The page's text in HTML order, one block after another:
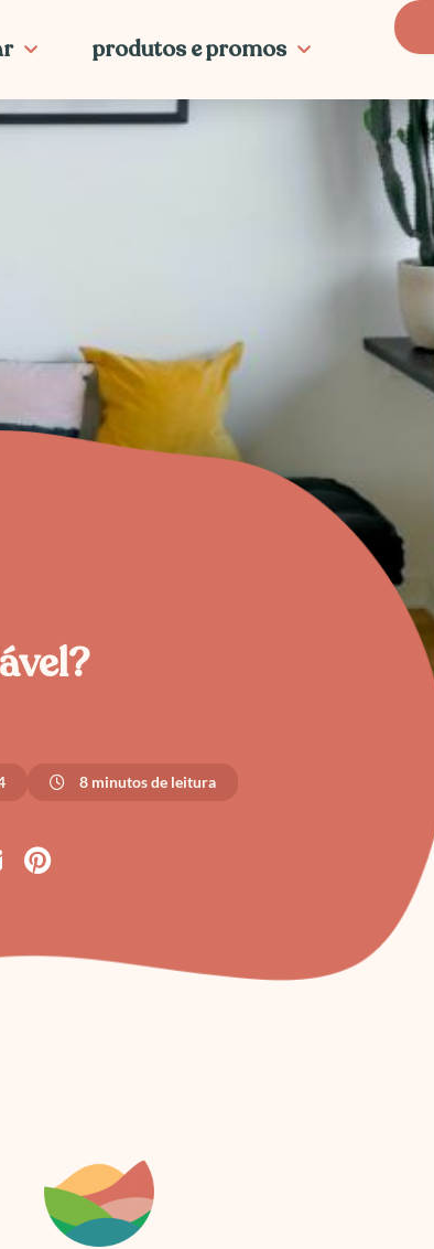
produtos e promos
8 minutos de leitura